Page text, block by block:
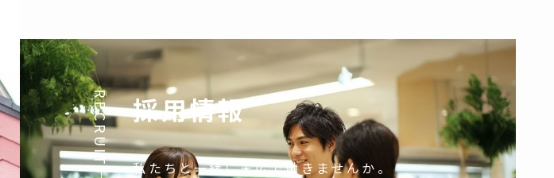
RECRUIT 採用情報
私たちと一緒に末広で働きませんか。